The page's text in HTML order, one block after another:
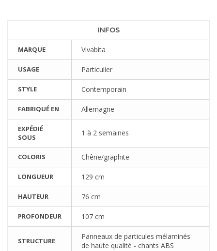
INFOS
MARQUE Vivabita
USAGE Particulier
STYLE Contemporain
FABRIQUÉ EN Allemagne
EXPÉDIÉ
SOUS
1 à 2 semaines
COLORIS Chêne/graphite
LONGUEUR 129 cm
HAUTEUR 76 cm
PROFONDEUR 107 cm
STRUCTURE
Panneaux de particules mélaminés
de haute qualité - chants ABS